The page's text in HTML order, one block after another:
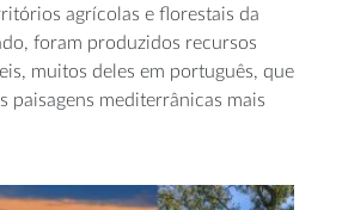
agrícolas e florestais da
foram produzidos recursos
muitos deles em português, que
paisagens mediterrânicas mais